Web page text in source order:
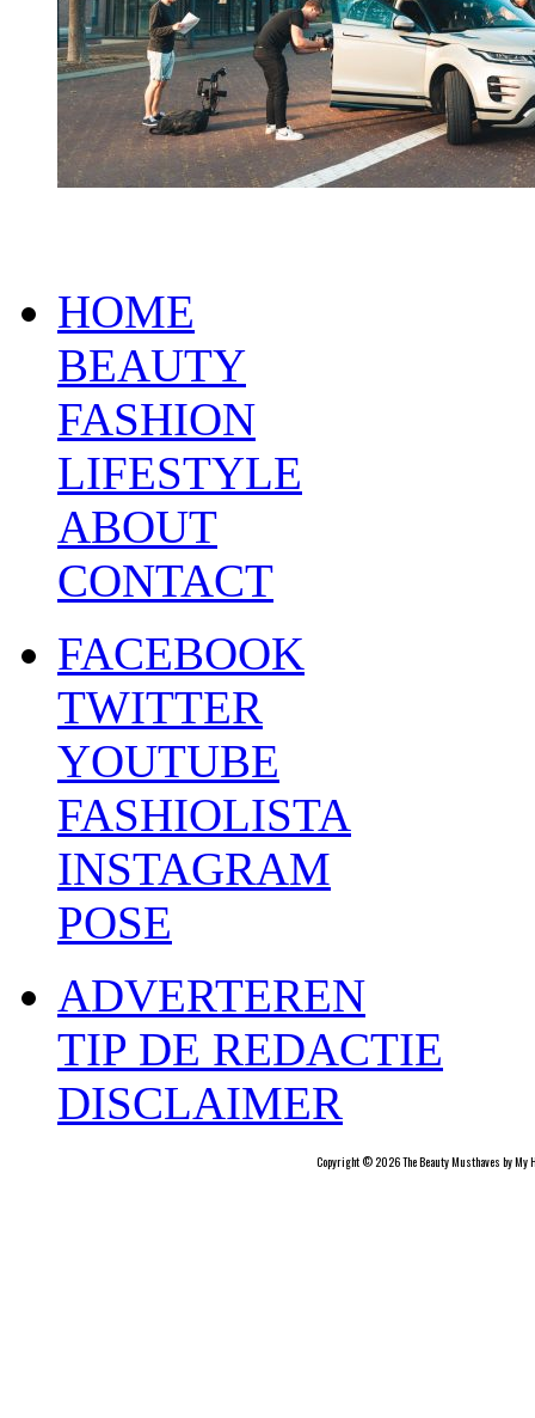
HOME
BEAUTY
FASHION
LIFESTYLE
ABOUT
CONTACT
FACEBOOK
TWITTER
YOUTUBE
FASHIOLISTA
INSTAGRAM
POSE
ADVERTEREN
TIP DE REDACTIE
DISCLAIMER
Copyright © 2026 The Beauty Musthaves by My